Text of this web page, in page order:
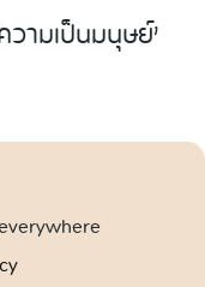
ามเป็นมนุษย์’